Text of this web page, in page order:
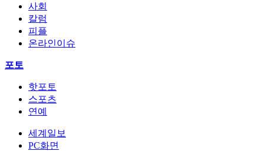
사회
칼럼
피플
온라인이슈
포토
핫포토
스포츠
연예
세계일보
PC화면